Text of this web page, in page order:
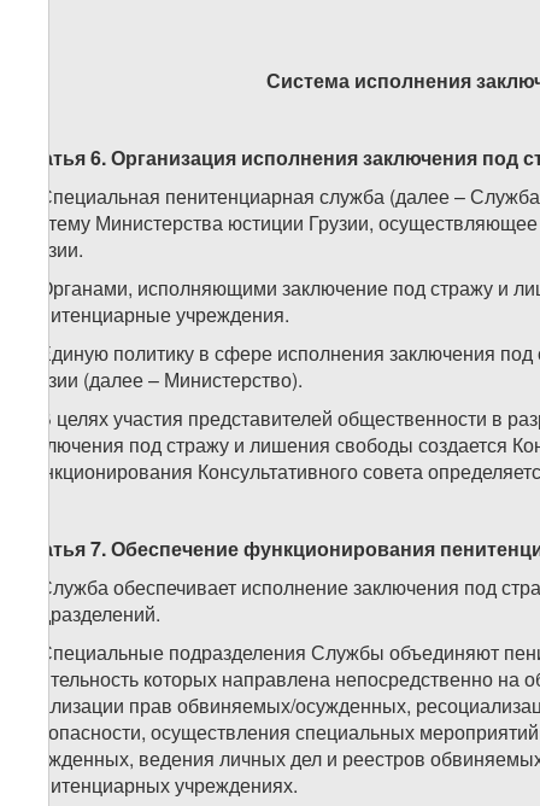
Система исполнения
Статья 6. Организация исполнения заключения
1. Специальная пенитенциарная служба (далее –
систему Министерства юстиции Грузии,
Грузии.
2. Органами, исполняющими заключение под стражу и
пенитенциарные учреждения.
3. Единую политику в сфере исполнения заключения
Грузии (далее – Министерство).
4. В целях участия представителей общественности в
заключения под стражу и лишения свободы создается
функционирования Консультативного совета
Статья 7. Обеспечение функционирования
1. Служба обеспечивает исполнение заключения под
подразделений.
2. Специальные подразделения Службы объединяют
деятельность которых направлена непосредственно
реализации прав обвиняемых/осужденных,
безопасности, осуществления специальных
осужденных, ведения личных дел и реестров
пенитенциарных учреждениях.